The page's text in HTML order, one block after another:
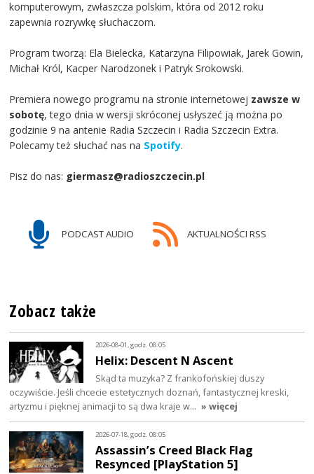
komputerowym, zwłaszcza polskim, która od 2012 roku
zapewnia rozrywkę słuchaczom.
Program tworzą: Ela Bielecka, Katarzyna Filipowiak, Jarek Gowin,
Michał Król, Kacper Narodzonek i Patryk Srokowski.
Premiera nowego programu na stronie internetowej zawsze w
sobotę, tego dnia w wersji skróconej usłyszeć ją można po
godzinie 9 na antenie Radia Szczecin i Radia Szczecin Extra.
Polecamy też słuchać nas na Spotify.
Pisz do nas: giermasz@radioszczecin.pl
PODCAST AUDIO AKTUALNOŚCI RSS
Zobacz także
2026-08-01, godz. 08:05
Helix: Descent N Ascent
Skąd ta muzyka? Z frankofońskiej duszy
oczywiście. Jeśli chcecie estetycznych doznań, fantastycznej kreski,
artyzmu i pięknej animacji to są dwa kraje w… » więcej
2026-07-18, godz. 08:05
Assassin’s Creed Black Flag
Resynced [PlayStation 5]